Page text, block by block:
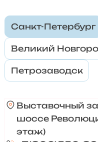
Санкт-Петербург
Великий
Петрозаводск
Выставочный
шоссе
этаж)